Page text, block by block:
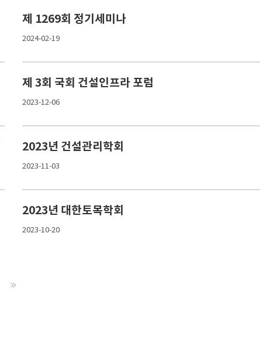
제 1269회 정기세미나
2024-02-19
제 3회 국회 건설인프라 포럼
2023-12-06
2023년 건설관리학회
2023-11-03
2023년 대한토목학회
2023-10-20